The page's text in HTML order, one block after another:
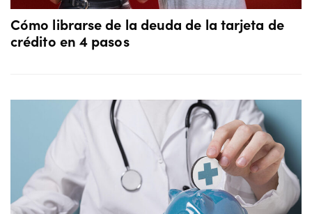
Cómo librarse de la deuda de la tarjeta de
crédito en 4 pasos